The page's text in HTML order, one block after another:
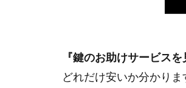
鍵
に
『鍵のお助けサービスを
どれだけ安いか分かりま